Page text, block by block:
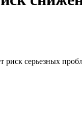
риск серьезных